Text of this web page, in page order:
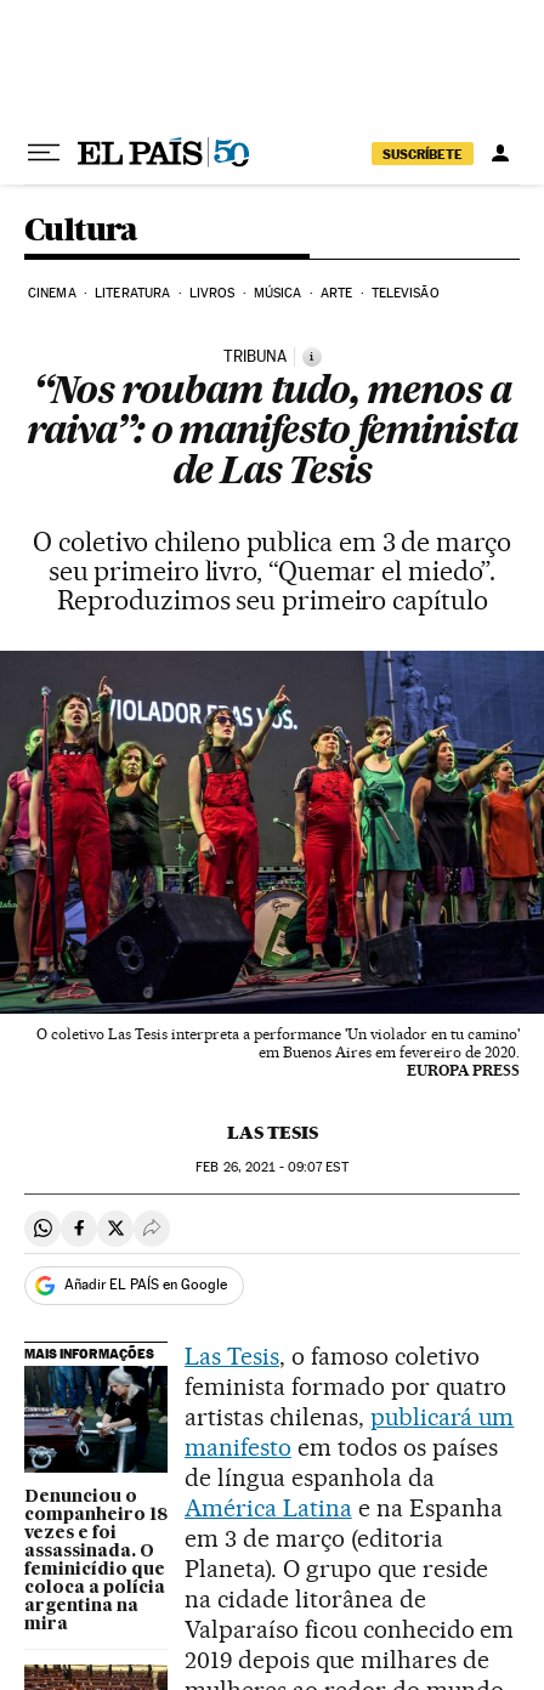
SUSCRÍBETE
Cultura
CINEMA LITERATURA LIVROS MÚSICA ARTE TELEVISÃO
TRIBUNA i
“Nos roubam tudo, menos a
raiva”: o manifesto feminista
de Las Tesis
O coletivo chileno publica em 3 de março
seu primeiro livro, “Quemar el miedo”.
Reproduzimos seu primeiro capítulo
O coletivo Las Tesis interpreta a performance 'Un violador en tu camino'
em Buenos Aires em fevereiro de 2020.
EUROPA PRESS
LAS TESIS
FEB 26, 2021 - 09:07EST
Compartir en Whatsapp
Compartir en Facebook
Compartir en Twitter
Desplegar Redes Sociales
Añadir EL PAÍS en Google
MAIS INFORMAÇÕES
Denunciou o
companheiro 18
vezes e foi
assassinada. O
feminicídio que
coloca a polícia
argentina na
mira
Las Tesis, o famoso coletivo
feminista formado por quatro
artistas chilenas, publicará um
manifesto em todos os países
de língua espanhola da
América Latinae na Espanha
em 3 de março (editoria
Planeta). O grupo que reside
na cidade litorânea de
Valparaíso ficou conhecido em
2019 depois que milhares de